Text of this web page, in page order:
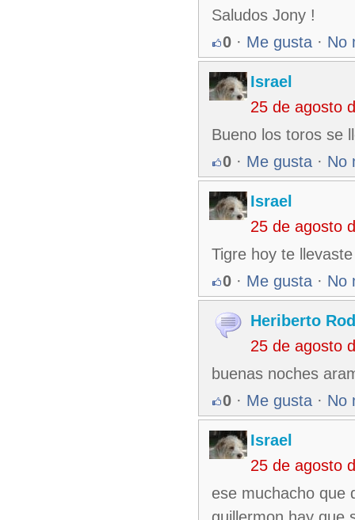
Saludos Jony !
0 · Me gusta · No
Israel
25 de agosto
Bueno los toros se
0 · Me gusta · No
Israel
25 de agosto
Tigre hoy te
0 · Me gusta · No
Heriberto
25 de agosto
buenas noches
0 · Me gusta · No
Israel
25 de agosto
ese muchacho que